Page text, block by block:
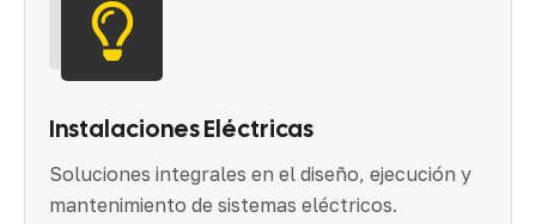
Instalaciones Eléctricas
Soluciones integrales en el diseño, ejecución y
mantenimiento de sistemas eléctricos.